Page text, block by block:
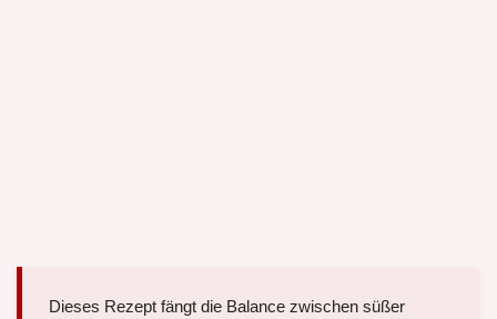
Dieses Rezept fängt die Balance zwischen süßer